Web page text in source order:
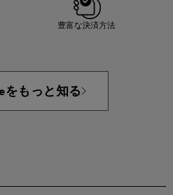
豊富な決済方法
をもっと知る